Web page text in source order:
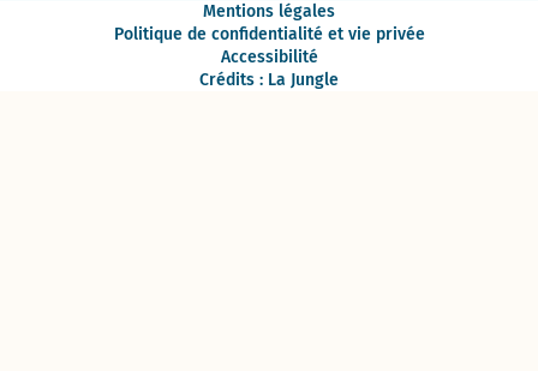
Mentions légales
Politique de confidentialité et vie privée
Accessibilité
Crédits : La Jungle